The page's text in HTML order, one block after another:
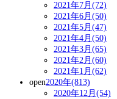
2021年7月(72)
2021年6月(50)
2021年5月(47)
2021年4月(50)
2021年3月(65)
2021年2月(60)
2021年1月(62)
open2020年(813)
2020年12月(54)